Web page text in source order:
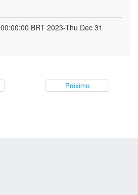
BRT 2023-Thu Dec 31
Próximo